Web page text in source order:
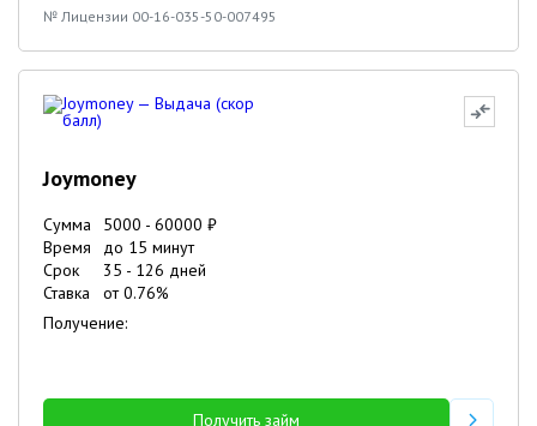
№ Лицензии 00-16-035-50-007495
Joymoney
Сумма 5000 - 60000 ₽
Время
до 15 минут
Срок
35 - 126 дней
Ставка
от0.76%
Получение:
Получить займ